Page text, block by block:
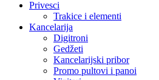
Privesci
Trakice i elementi
Kancelarija
Digitroni
Gedžeti
Kancelarijski pribor
Promo pultovi i panoi